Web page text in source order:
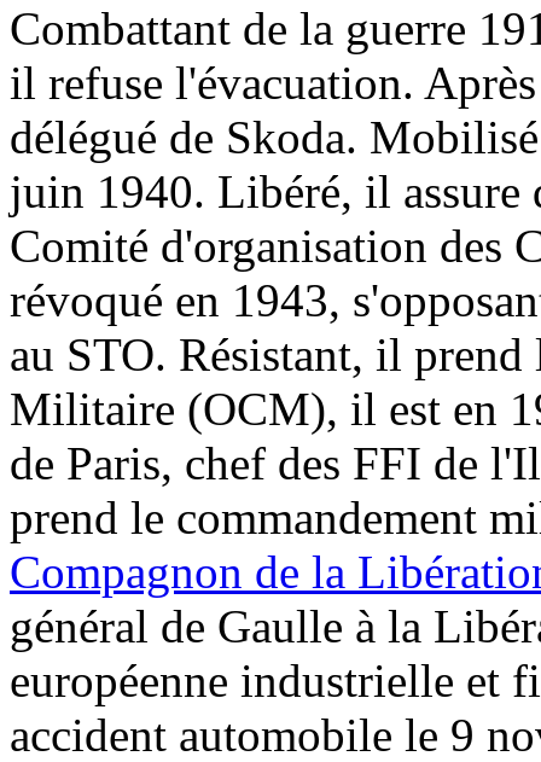
Combattant de la guerre
il refuse l'évacuation.
délégué de Skoda.
juin 1940. Libéré, il assure
Comité d'organisation des
révoqué en 1943,
au STO. Résistant, il
Militaire (OCM), il est en
de Paris, chef des FFI de
prend le commandement
Compagnon de la
général de Gaulle à la
européenne industrielle et
accident automobile le 9